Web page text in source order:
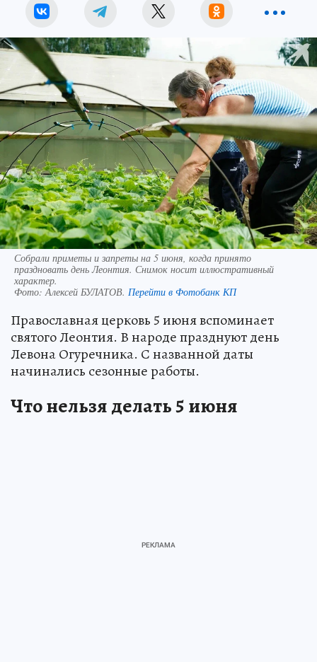
Собрали приметы и запреты на 5 июня, когда принято
праздновать день Леонтия. Снимок носит иллюстративный
характер.
Фото:Алексей БУЛАТОВ. Перейти в Фотобанк КП
Православная церковь 5 июня вспоминает
святого Леонтия. В народе празднуют день
Левона Огуречника. С названной даты
начинались сезонные работы.
Что нельзя делать 5 июня